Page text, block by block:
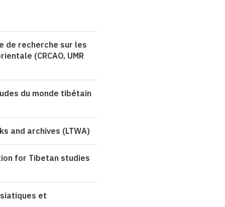
de recherche sur les
(CRCAO, UMR
du monde tibétain
and archives (LTWA)
for Tibetan studies
et